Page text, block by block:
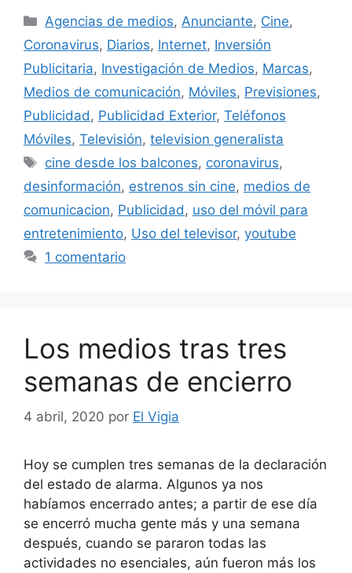
Categorías
Agencias de medios,Anunciante, Cine,
Coronavirus, Diarios, Internet, Inversión
Publicitaria, Investigación de Medios, Marcas,
Medios de comunicación, Móviles, Previsiones,
Publicidad, Publicidad Exterior, Teléfonos
Móviles, Televisión, television generalista
Etiquetas
cine desde los balcones, coronavirus,
desinformación, estrenos sin cine, medios de
comunicacion, Publicidad, uso del móvil para
entretenimiento, Uso del televisor, youtube
1 comentario
Los medios tras tres
semanas de encierro
4 abril, 2020 por El Vigia
Hoy se cumplen tres semanas de la declaración
del estado de alarma. Algunos ya nos
habíamos encerrado antes; a partir de ese día
se encerró mucha gente más y una semana
después, cuando se pararon todas las
actividades no esenciales, aún fueron más los